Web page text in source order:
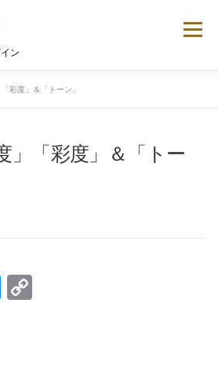
ン
メニュー
無料ダウンロード お問い合せ
彩度」＆「トーン」
」「彩度」＆「トー
Bluesky